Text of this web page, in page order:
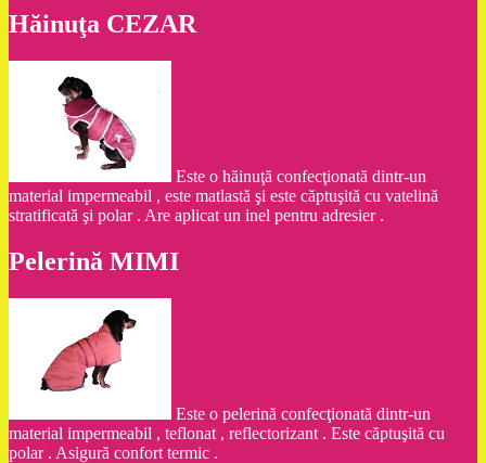
Hăinuţa CEZAR
Este o hăinuţă confecţionată dintr-un
material impermeabil , este matlastă şi este căptuşită cu vatelină
stratificată şi polar . Are aplicat un inel pentru adresier .
Pelerină MIMI
Este o pelerină confecţionată dintr-un
material impermeabil , teflonat , reflectorizant . Este căptuşită cu
polar . Asigură confort termic .